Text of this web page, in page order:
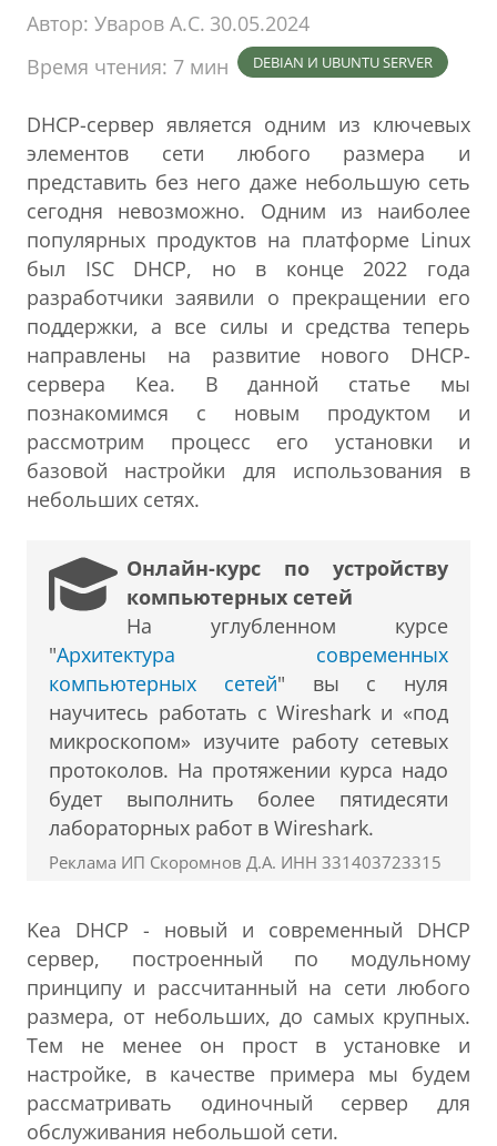
Автор: Уваров А.С. 30.05.2024
Время чтения: 7 мин
DEBIAN И UBUNTU SERVER
DHCP-сервер является одним из ключевых
элементов сети любого размера и
представить без него даже небольшую сеть
сегодня невозможно. Одним из наиболее
популярных продуктов на платформе Linux
был ISC DHCP, но в конце 2022 года
разработчики заявили о прекращении его
поддержки, а все силы и средства теперь
направлены на развитие нового DHCP-
сервера Kea. В данной статье мы
познакомимся с новым продуктом и
рассмотрим процесс его установки и
базовой настройки для использования в
небольших сетях.
Онлайн-курс по устройству
компьютерных сетей
На углубленном курсе
"Архитектура современных
компьютерных сетей" вы с нуля
научитесь работать с Wireshark и «под
микроскопом» изучите работу сетевых
протоколов. На протяжении курса надо
будет выполнить более пятидесяти
лабораторных работ в Wireshark.
Реклама ИП Скоромнов Д.А. ИНН 331403723315
Kea DHCP - новый и современный DHCP
сервер, построенный по модульному
принципу и рассчитанный на сети любого
размера, от небольших, до самых крупных.
Тем не менее он прост в установке и
настройке, в качестве примера мы будем
рассматривать одиночный сервер для
обслуживания небольшой сети.